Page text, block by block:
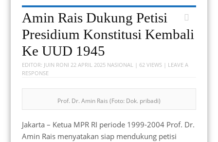
Menu
Skip
to
content
Amin Rais Dukung Petisi
Presidium Konstitusi Kembali
Ke UUD 1945
EDITOR: JUIN RONI 22 APRIL 2025 NASIONAL | 62 VIEWS | LEAVE A
RESPONSE
Prof. Dr. Amin Rais (Foto: Dok. pribadi)
Jakarta – Ketua MPR RI periode 1999-2004 Prof. Dr.
Amin Rais menyatakan siap mendukung petisi